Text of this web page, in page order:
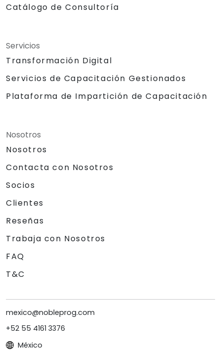
Catálogo de Consultoría
Servicios
Transformación Digital
Servicios de Capacitación Gestionados
Plataforma de Impartición de Capacitación
Nosotros
Nosotros
Contacta con Nosotros
Socios
Clientes
Reseñas
Trabaja con Nosotros
FAQ
T&C
mexico@nobleprog.com
+52 55 4161 3376
México